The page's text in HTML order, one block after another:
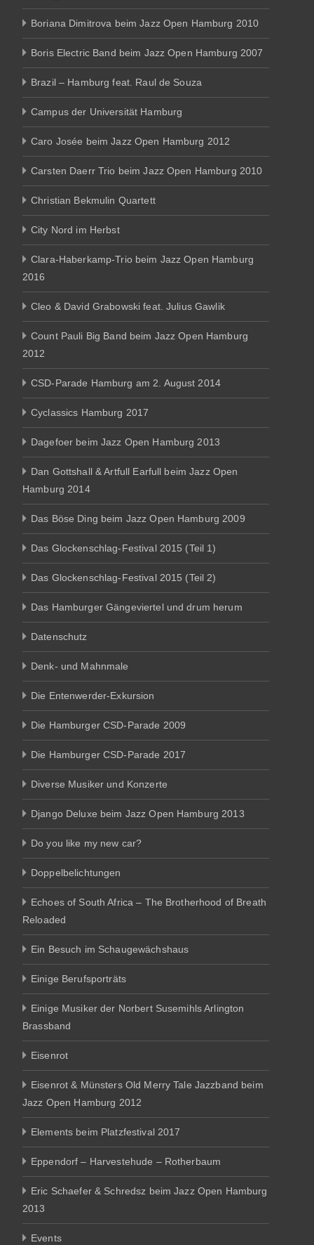
Boriana Dimitrova beim Jazz Open Hamburg 2010
Boris Electric Band beim Jazz Open Hamburg 2007
Brazil – Hamburg feat. Raul de Souza
Campus der Universität Hamburg
Caro Josée beim Jazz Open Hamburg 2012
Carsten Daerr Trio beim Jazz Open Hamburg 2010
Christian Bekmulin Quartett
City Nord im Herbst
Clara-Haberkamp-Trio beim Jazz Open Hamburg
2016
Cleo & David Grabowski feat. Julius Gawlik
Count Pauli Big Band beim Jazz Open Hamburg
2012
CSD-Parade Hamburg am 2. August 2014
Cyclassics Hamburg 2017
Dagefoer beim Jazz Open Hamburg 2013
Dan Gottshall & Artfull Earfull beim Jazz Open
Hamburg 2014
Das Böse Ding beim Jazz Open Hamburg 2009
Das Glockenschlag-Festival 2015 (Teil 1)
Das Glockenschlag-Festival 2015 (Teil 2)
Das Hamburger Gängeviertel und drum herum
Datenschutz
Denk- und Mahnmale
Die Entenwerder-Exkursion
Die Hamburger CSD-Parade 2009
Die Hamburger CSD-Parade 2017
Diverse Musiker und Konzerte
Django Deluxe beim Jazz Open Hamburg 2013
Do you like my new car?
Doppelbelichtungen
Echoes of South Africa – The Brotherhood of Breath
Reloaded
Ein Besuch im Schaugewächshaus
Einige Berufsporträts
Einige Musiker der Norbert Susemihls Arlington
Brassband
Eisenrot
Eisenrot & Münsters Old Merry Tale Jazzband beim
Jazz Open Hamburg 2012
Elements beim Platzfestival 2017
Eppendorf – Harvestehude – Rotherbaum
Eric Schaefer & Schredsz beim Jazz Open Hamburg
2013
Events